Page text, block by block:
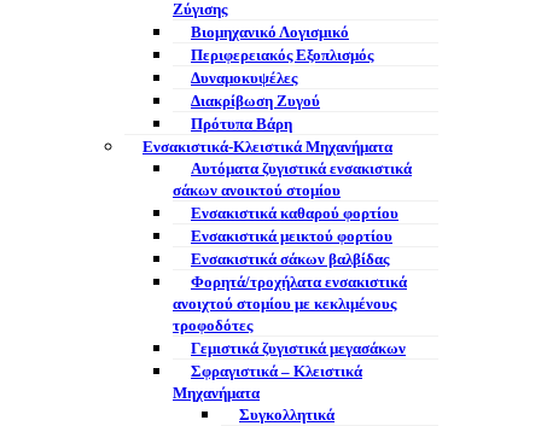
Ζύγισης
Βιομηχανικό Λογισμικό
Περιφερειακός Εξοπλισμός
Δυναμοκυψέλες
Διακρίβωση Ζυγού
Πρότυπα Βάρη
Ενσακιστικά-Κλειστικά Μηχανήματα
Αυτόματα ζυγιστικά ενσακιστικά
σάκων ανοικτού στομίου
Ενσακιστικά καθαρού φορτίου
Ενσακιστικά μεικτού φορτίου
Eνσακιστικά σάκων βαλβίδας
Φορητά/τροχήλατα ενσακιστικά
ανοιχτού στομίου με κεκλιμένους
τροφοδότες
Γεμιστικά ζυγιστικά μεγασάκων
Σφραγιστικά – Κλειστικά
Μηχανήματα
Συγκολλητικά